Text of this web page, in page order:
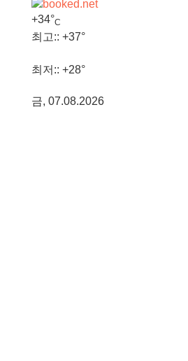
금, 07.08.2026
+34°C
최고:: +37°
최저:: +28°
금, 07.08.2026